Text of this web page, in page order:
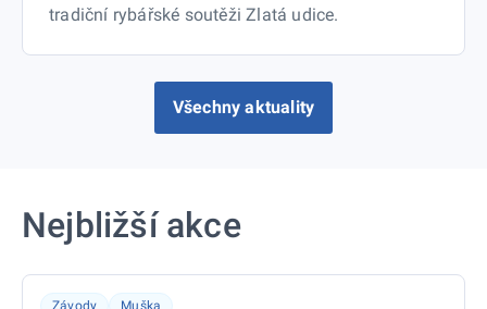
tradiční rybářské soutěži Zlatá udice.
Všechny aktuality
Nejbližší akce
Závody Muška